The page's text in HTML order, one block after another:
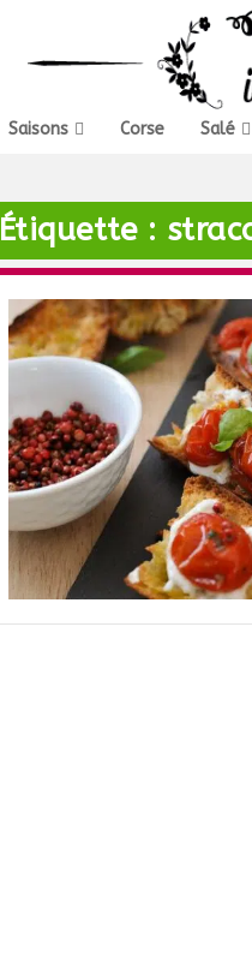
Saisons Corse Salé
Étiquette :